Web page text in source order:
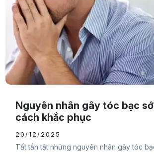
Nguyên nhân gây tóc bạc
cách khắc phục
20/12/2025
Tất tần tật những nguyên nhân gây tóc